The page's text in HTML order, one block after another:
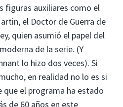
figuras auxiliares como el
el Doctor de Guerra de
quien asumió el papel del
de la serie. (Y
lo hizo dos veces). Si
en realidad no lo es si
que el programa ha estado
de 60 años en este